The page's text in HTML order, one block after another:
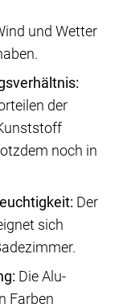
und Wetter
der
noch in
Der
sich
Die Alu-
Farben